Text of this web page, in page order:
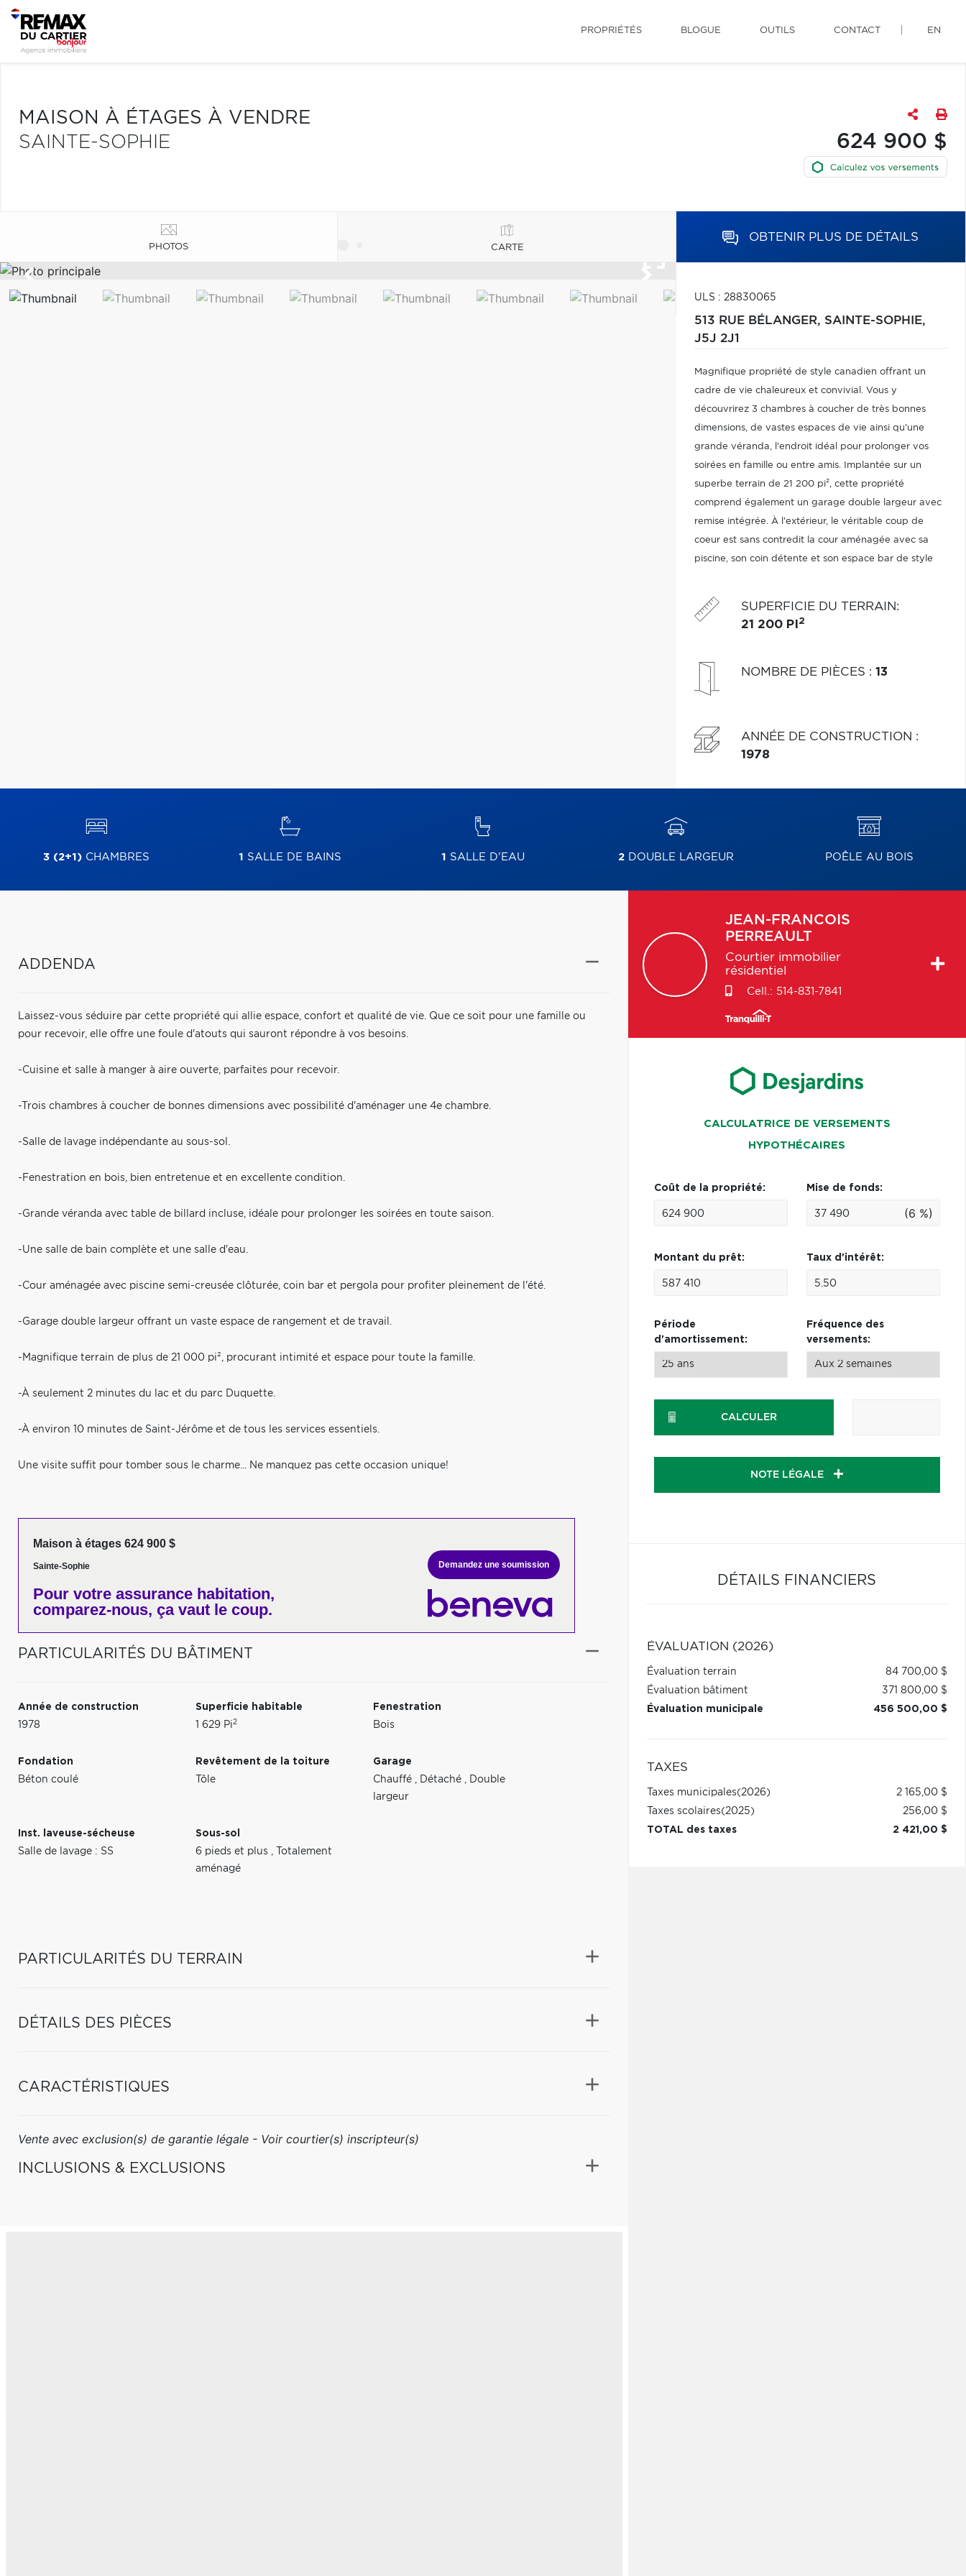
PROPRIÉTÉS BLOGUE OUTILS CONTACT EN
MAISON À ÉTAGES À VENDRE
SAINTE-SOPHIE
624 900 $
PHOTOS CARTE
OBTENIR PLUS DE DÉTAILS
ULS : 28830065
513 RUE BÉLANGER, SAINTE-SOPHIE,
J5J 2J1
Magnifique propriété de style canadien offrant un
cadre de vie chaleureux et convivial. Vous y
découvrirez 3 chambres à coucher de très bonnes
dimensions, de vastes espaces de vie ainsi qu'une
grande véranda, l'endroit idéal pour prolonger vos
soirées en famille ou entre amis. Implantée sur un
superbe terrain de 21 200 pi², cette propriété
comprend également un garage double largeur avec
remise intégrée. À l'extérieur, le véritable coup de
coeur est sans contredit la cour aménagée avec sa
piscine, son coin détente et son espace bar de style
Un véritable havre de paix à découvrir !
SUPERFICIE DU TERRAIN:
21 200 PI 2
NOMBRE DE PIÈCES : 13
ANNÉE DE CONSTRUCTION :
1978
3 (2+1) CHAMBRES 1 SALLE DE BAINS 1 SALLE D'EAU 2 DOUBLE LARGEUR POÊLE AU BOIS
ADDENDA
Laissez-vous séduire par cette propriété qui allie espace, confort et qualité de vie. Que ce soit pour une famille ou
pour recevoir, elle offre une foule d'atouts qui sauront répondre à vos besoins.
-Cuisine et salle à manger à aire ouverte, parfaites pour recevoir.
-Trois chambres à coucher de bonnes dimensions avec possibilité d'aménager une 4e chambre.
-Salle de lavage indépendante au sous-sol.
-Fenestration en bois, bien entretenue et en excellente condition.
-Grande véranda avec table de billard incluse, idéale pour prolonger les soirées en toute saison.
-Une salle de bain complète et une salle d'eau.
-Cour aménagée avec piscine semi-creusée clôturée, coin bar et pergola pour profiter pleinement de l'été.
-Garage double largeur offrant un vaste espace de rangement et de travail.
-Magnifique terrain de plus de 21 000 pi², procurant intimité et espace pour toute la famille.
-À seulement 2 minutes du lac et du parc Duquette.
-À environ 10 minutes de Saint-Jérôme et de tous les services essentiels.
Une visite suffit pour tomber sous le charme... Ne manquez pas cette occasion unique!
Maison à étages 624 900 $
Sainte-Sophie
Pour votre assurance habitation,
comparez-nous, ça vaut le coup.
Demandez une soumission
PARTICULARITÉS DU BÂTIMENT
Année de construction
1978
Superficie habitable
1 629 Pi2
Fenestration
Bois
Fondation
Béton coulé
Revêtement de la toiture
Tôle
Garage
Chauffé , Détaché , Double
largeur
Inst. laveuse-sécheuse
Salle de lavage : SS
Sous-sol
6 pieds et plus ,
Totalement
aménagé
PARTICULARITÉS DU TERRAIN
DÉTAILS DES PIÈCES
CARACTÉRISTIQUES
Vente avec exclusion(s) de garantie légale - Voir courtier(s) inscripteur(s)
INCLUSIONS & EXCLUSIONS
JEAN-FRANCOIS
PERREAULT
Courtier immobilier
résidentiel
Cell.: 514-831-7841
CALCULATRICE DE VERSEMENTS
HYPOTHÉCAIRES
Coût de la propriété: Mise de fonds:
(6 %)
Montant du prêt: Taux d'intérêt:
Période
d'amortissement:
Fréquence des
versements:
CALCULER
NOTE LÉGALE
DÉTAILS FINANCIERS
ÉVALUATION (2026)
Évaluation terrain
84 700,00 $
Évaluation bâtiment
371 800,00 $
Évaluation municipale
456 500,00 $
TAXES
Taxes municipales(2026)
2 165,00 $
Taxes scolaires(2025)
256,00 $
TOTAL des taxes
2 421,00 $